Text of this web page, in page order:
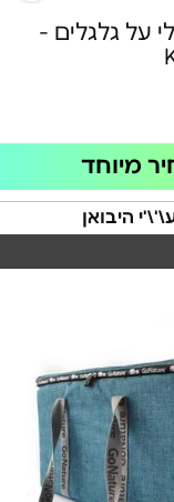
על גלגלים -
מיוחד
היבואן